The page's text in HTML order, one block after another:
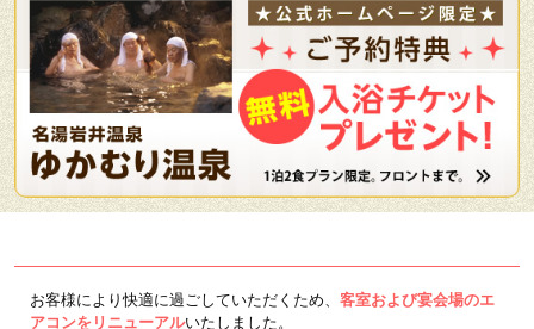
お客様により快適に過ごしていただくため、 客室および宴会場のエ
アコンをリニューアルいたしました。